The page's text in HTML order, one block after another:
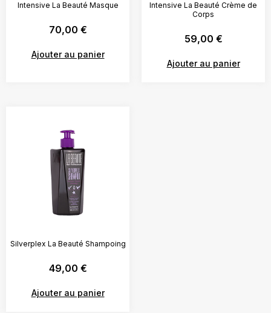
Intensive La Beauté Masque
70,00 €
Ajouter au panier
Intensive La Beauté Crème de
Corps
59,00 €
Ajouter au panier
Silverplex La Beauté Shampoing
49,00 €
Ajouter au panier